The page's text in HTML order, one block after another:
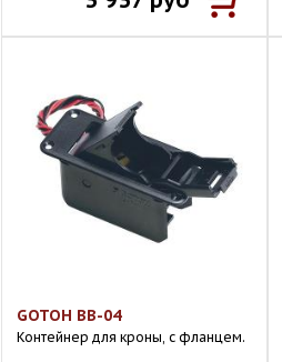
GOTOH BB-04
Контейнер для кроны, с фланцем.